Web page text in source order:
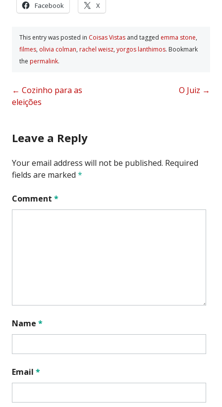
Facebook X
This entry was posted in Coisas Vistas and tagged emma stone,
filmes, olivia colman, rachel weisz, yorgos lanthimos. Bookmark
the permalink.
Post
navigation
← Cozinho para as
eleições
O Juiz →
Leave a Reply
Your email address will not be published. Required
fields are marked *
Comment *
Name *
Email *